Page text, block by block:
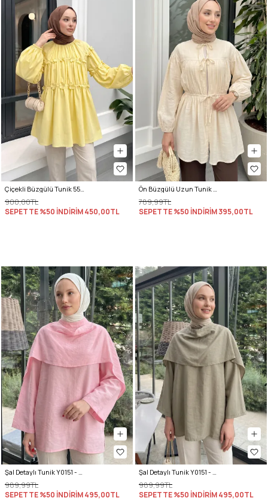
Çiçekli Büzgülü Tunik 5501 - SARI
900,00TL
SEPETTE %50 İNDİRİM450,00TL
Ön Büzgülü Uzun Tunik 262338 - BEJ
789,99TL
SEPETTE %50 İNDİRİM395,00TL
Şal Detaylı Tunik Y0151 - AÇIK PEMBE
989,99TL
SEPETTE %50 İNDİRİM495,00TL
Şal Detaylı Tunik Y0151 - AÇIK HAKİ
989,99TL
SEPETTE %50 İNDİRİM495,00TL